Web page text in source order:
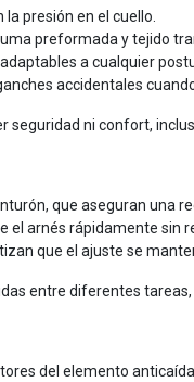
presión en el cuello.
preformada y tejido
a cualquier
accidentales
seguridad ni confort,
que aseguran una
el arnés rápidamente sin
que el ajuste se
entre diferentes
del elemento